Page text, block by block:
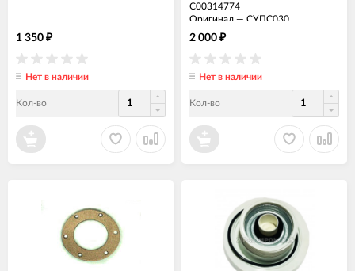
1 350 ₽
Нет в наличии
Кол-во
C00314774
Оригинал — СУПС030
2 000 ₽
Нет в наличии
Кол-во